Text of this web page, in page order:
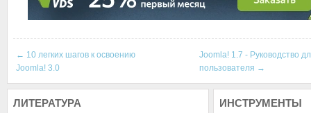
СКАЧАТЬ ЗЕРКАЛО ЗЕРКАЛО №2
← 10 легких шагов к освоению
Joomla! 3.0
Joomla! 1.7 - Руководство
пользователя →
ЛИТЕРАТУРА ИНСТРУМЕНТЫ